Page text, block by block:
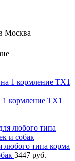
Москва
кормление TX1
любого типа корма
3447 руб.